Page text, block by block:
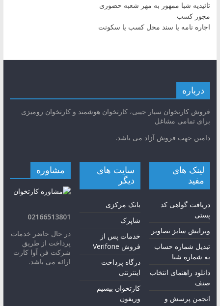
تائیدیه شبا ممهور به مهر شعبه حضوری
مجوز کسب
اجاره نامه یا سند محل کسب یا سکونت
درباره
فروش کارتخوان سیار جیبی، کارتخوان هوشمند و کارتخوان رومیزی
برای تمامی مشاغل
دامین جهت فروش آزاد می باشد.
لینک های
مفید
دریافت گواهی کد
پستی
ویرایش سایز تصاویر
تبدیل شماره حساب
به شماره شبا
دانلود راهنمای انتخاب
صنف
انجمن پرسش و
سایت های
دیگر
بانک مرکزی
شاپرک
خدمات پس از
فروش Verifone
درگاه پرداخت
اینترنتی
کارتخوان بیسیم
وریفون
مشاوره
02166513801
در حال حاضر خدمات
پرداخت از طریق
شرکت فن آوا کارت
ارائه می باشد.